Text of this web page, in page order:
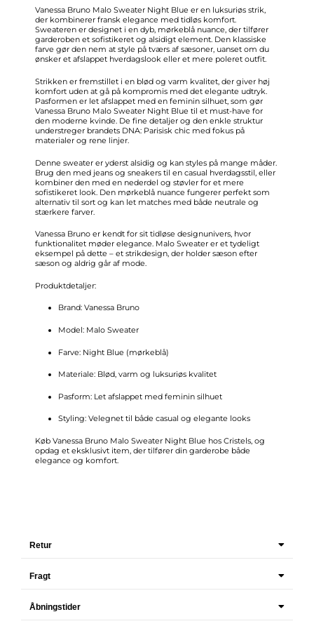
Vanessa Bruno Malo Sweater Night Blue er en luksuriøs strik,
der kombinerer fransk elegance med tidløs komfort.
Sweateren er designet i en dyb, mørkeblå nuance, der tilfører
garderoben et sofistikeret og alsidigt element. Den klassiske
farve gør den nem at style på tværs af sæsoner, uanset om du
ønsker et afslappet hverdagslook eller et mere poleret outfit.
Strikken er fremstillet i en blød og varm kvalitet, der giver høj
komfort uden at gå på kompromis med det elegante udtryk.
Pasformen er let afslappet med en feminin silhuet, som gør
Vanessa Bruno Malo Sweater Night Blue til et must-have for
den moderne kvinde. De fine detaljer og den enkle struktur
understreger brandets DNA: Parisisk chic med fokus på
materialer og rene linjer.
Denne sweater er yderst alsidig og kan styles på mange måder.
Brug den med jeans og sneakers til en casual hverdagsstil, eller
kombiner den med en nederdel og støvler for et mere
sofistikeret look. Den mørkeblå nuance fungerer perfekt som
alternativ til sort og kan let matches med både neutrale og
stærkere farver.
Vanessa Bruno er kendt for sit tidløse designunivers, hvor
funktionalitet møder elegance. Malo Sweater er et tydeligt
eksempel på dette – et strikdesign, der holder sæson efter
sæson og aldrig går af mode.
Produktdetaljer:
Brand: Vanessa Bruno
Model: Malo Sweater
Farve: Night Blue (mørkeblå)
Materiale: Blød, varm og luksuriøs kvalitet
Pasform: Let afslappet med feminin silhuet
Styling: Velegnet til både casual og elegante looks
Køb Vanessa Bruno Malo Sweater Night Blue hos Cristels, og
opdag et eksklusivt item, der tilfører din garderobe både
elegance og komfort.
Retur
Fragt
Åbningstider